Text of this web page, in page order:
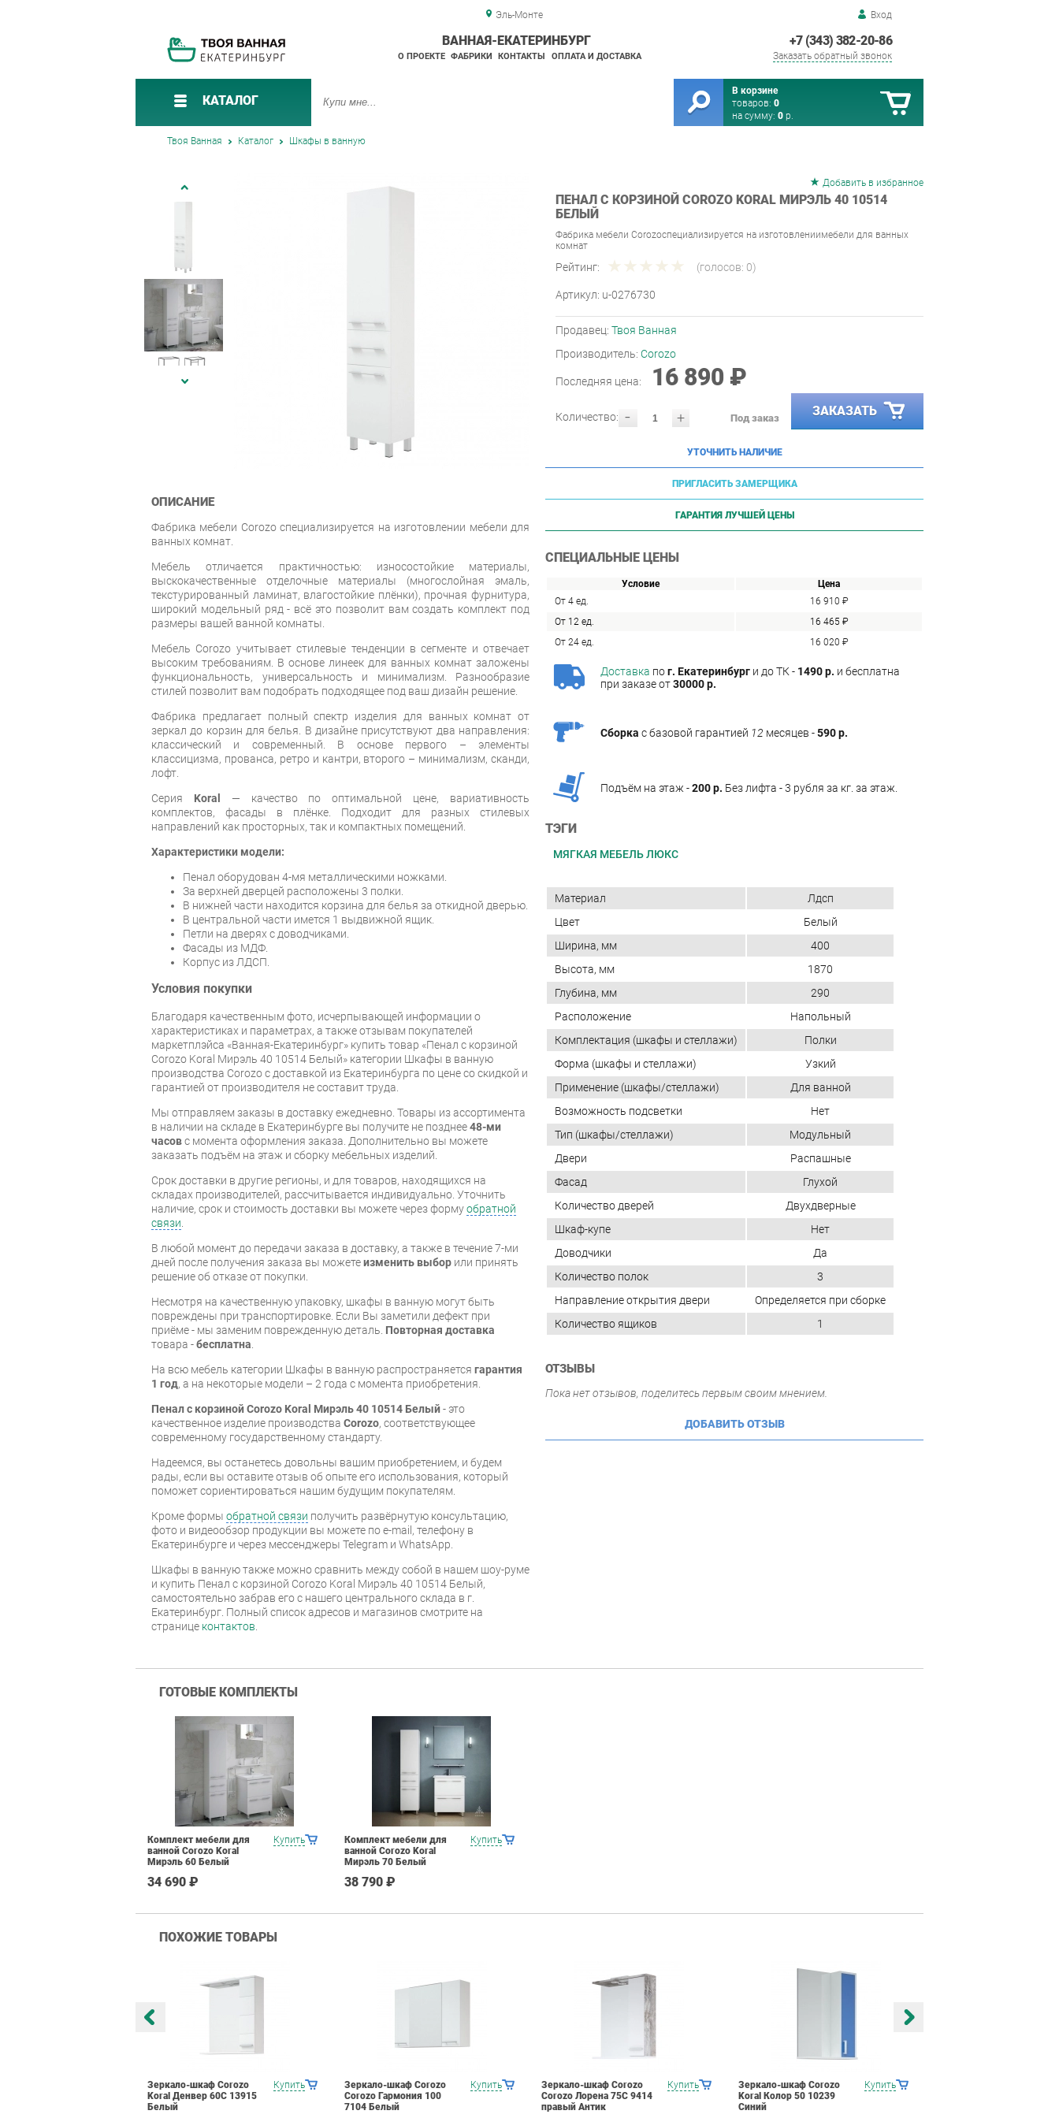
Эль-Монте Вход
+7 (343) 382-20-86
Заказать обратный звонок
ВАННАЯ-ЕКАТЕРИНБУРГ
О ПРОЕКТЕ ФАБРИКИ КОНТАКТЫ ОПЛАТА И ДОСТАВКА
КАТАЛОГ
В корзине
товаров: 0
на сумму: 0 р.
Твоя Ванная Каталог Шкафы в ванную
Добавить в избранное
ПЕНАЛ С КОРЗИНОЙ COROZO KORAL МИРЭЛЬ 40 10514
БЕЛЫЙ
Фабрика мебели Corozoспециализируется на изготовлениимебели для ванных
комнат
Рейтинг: (голосов: 0)
Артикул: u-0276730
Продавец: Твоя Ванная
Производитель: Corozo
Последняя цена: 16 890 ₽
- +
Количество: Под заказ ЗАКАЗАТЬ
УТОЧНИТЬ НАЛИЧИЕ
ПРИГЛАСИТЬ ЗАМЕРЩИКА
ГАРАНТИЯ ЛУЧШЕЙ ЦЕНЫ
СПЕЦИАЛЬНЫЕ ЦЕНЫ
Условие
Цена
От 4 ед.
16 910 ₽
От 12 ед.
16 465 ₽
От 24 ед.
16 020 ₽
Доставка пог. Екатеринбург и до ТК - 1490 р. и бесплатна
при заказе от30000 р.
Сборка с базовой гарантией 12 месяцев -590 р.
Подъём на этаж -200 р. Без лифта - 3 рубля за кг. за этаж.
ТЭГИ
МЯГКАЯ МЕБЕЛЬ ЛЮКС
ОПИСАНИЕ
Фабрика мебели Corozo специализируется на изготовлении мебели для
ванных комнат.
Мебель отличается практичностью: износостойкие материалы,
выскокачественные отделочные материалы (многослойная эмаль,
текстурированный ламинат, влагостойкие плёнки), прочная фурнитура,
широкий модельный ряд - всё это позволит вам создать комплект под
размеры вашей ванной комнаты.
Мебель Corozo учитывает стилевые тенденции в сегменте и отвечает
высоким требованиям. В основе линеек для ванных комнат заложены
функциональность, универсальность и минимализм. Разнообразие
стилей позволит вам подобрать подходящее под ваш дизайн решение.
Фабрика предлагает полный спектр изделия для ванных комнат от
зеркал до корзин для белья. В дизайне присутствуют два направления:
классический и современный. В основе первого – элементы
классицизма, прованса, ретро и кантри, второго – минимализм, сканди,
лофт.
Серия Koral
— качество по оптимальной цене, вариативность
комплектов, фасады в плёнке. Подходит для разных стилевых
направлений как просторных, так и компактных помещений.
Характеристики модели:
Пенал оборудован 4-мя металлическими ножками.
За верхней дверцей расположены 3 полки.
В нижней части находится корзина для белья за откидной дверью.
В центральной части имется 1 выдвижной ящик.
Петли на дверях с доводчиками.
Фасады из МДФ.
Корпус из ЛДСП.
Условия покупки
Благодаря качественным фото, исчерпывающей информации о
характеристиках и параметрах, а также отзывам покупателей
маркетплэйса «Ванная-Екатеринбург» купить товар «Пенал с корзиной
Corozo Koral Мирэль 40 10514 Белый» категории Шкафы в ванную
производства Corozo с доставкой из Екатеринбурга по цене со скидкой и
гарантией от производителя не составит труда.
Мы отправляем заказы в доставку ежедневно. Товары из ассортимента
в наличии на складе в Екатеринбурге вы получите не позднее48-ми
часовс момента оформления заказа. Дополнительно вы можете
заказать подъём на этаж и сборку мебельных изделий.
Срок доставки в другие регионы, и для товаров, находящихся на
складах производителей, рассчитывается индивидуально. Уточнить
наличие, срок и стоимость доставки вы можете через формуобратной
связи
В любой момент до передачи заказа в доставку, а также в течение 7-ми
дней после получения заказа вы можетеизменить выбор или принять
решение об отказе от покупки.
Несмотря на качественную упаковку, шкафы в ванную могут быть
повреждены при транспортировке. Если Вы заметили дефект при
приёме - мы заменим поврежденную деталь. Повторная доставка
товара -бесплатна
На всю мебель категории Шкафы в ванную распространяется гарантия
1 год, а на некоторые модели – 2 года с момента приобретения.
Пенал с корзиной Corozo Koral Мирэль 40 10514 Белый- это
качественное изделие производства Corozo, соответствующее
современному государственному стандарту.
Надеемся, вы останетесь довольны вашим приобретением, и будем
рады, если вы оставите отзыв об опыте его использования, который
поможет сориентироваться нашим будущим покупателям.
Кроме формы обратной связи получить развёрнутую консультацию,
фото и видеообзор продукции вы можете по e-mail, телефону в
Екатеринбурге и через мессенджеры Telegram и WhatsApp.
Шкафы в ванную также можно сравнить между собой в нашем шоу-руме
и купить Пенал с корзиной Corozo Koral Мирэль 40 10514 Белый,
самостоятельно забрав его с нашего центрального склада в г.
Екатеринбург. Полный список адресов и магазинов смотрите на
странице контактов
Материал
Лдсп
Цвет
Белый
Ширина, мм
400
Высота, мм
1870
Глубина, мм
290
Расположение
Напольный
Комплектация (шкафы и стеллажи)
Полки
Форма (шкафы и стеллажи)
Узкий
Применение (шкафы/стеллажи)
Для ванной
Возможность подсветки
Нет
Тип (шкафы/стеллажи)
Модульный
Двери
Распашные
Фасад
Глухой
Количество дверей
Двухдверные
Шкаф-купе
Нет
Доводчики
Да
Количество полок
3
Направление открытия двери
Определяется при сборке
Количество ящиков
1
ОТЗЫВЫ
Пока нет отзывов, поделитесь первым своим мнением.
ДОБАВИТЬ ОТЗЫВ
ГОТОВЫЕ КОМПЛЕКТЫ
Купить
Комплект мебели для
ванной Corozo Koral
Мирэль 60 Белый
34 690 ₽
Купить
Комплект мебели для
ванной Corozo Koral
Мирэль 70 Белый
38 790 ₽
ПОХОЖИЕ ТОВАРЫ
Купить
Зеркало-шкаф Corozo
Koral Денвер 60С 13915
Белый
Купить
Зеркало-шкаф Corozo
Corozo Гармония 100
7104 Белый
Купить
Зеркало-шкаф Corozo
Corozo Лорена 75С 9414
правый Антик
Купить
Зеркало-шкаф Corozo
Koral Колор 50 10239
Синий